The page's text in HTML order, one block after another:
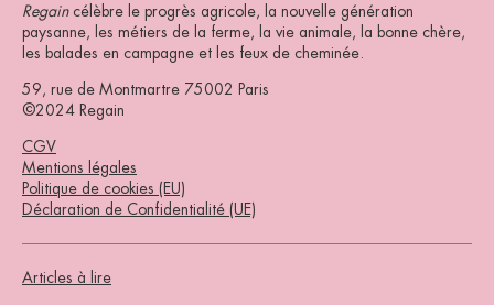
Regaincélèbre le progrès agricole, la nouvelle génération
paysanne, les métiers de la ferme, la vie animale, la bonne chère,
les balades en campagne et les feux de cheminée.
59, rue de Montmartre 75002 Paris
©2024 Regain
CGV
Mentions légales
Politique de cookies (EU)
Déclaration de Confidentialité (UE)
Articles à lire